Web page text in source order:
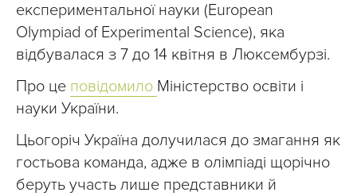
експериментальної науки (European
Olympiad of Experimental Science), яка
відбувалася з 7 до 14 квітня в Люксембурзі.
Про це повідомило Міністерство освіти і
науки України.
Цьогоріч Україна долучилася до змагання як
гостьова команда, адже в олімпіаді щорічно
беруть участь лише представники й